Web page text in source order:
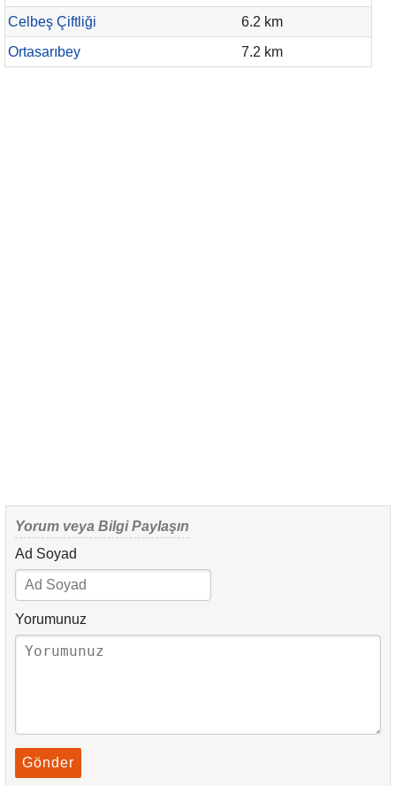
Celbeş Çiftliği
6.2 km
Ortasarıbey
7.2 km
Yorum veya Bilgi Paylaşın
Ad Soyad
Yorumunuz
Gönder